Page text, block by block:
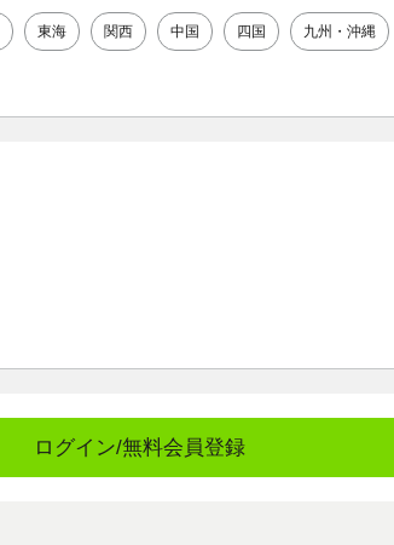
東海 関西 中国 四国 九州・沖縄
ログイン/無料会員登録